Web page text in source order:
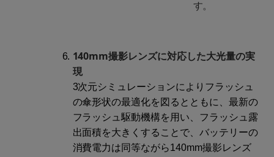
す。
140mm撮影レンズに対応した大光量の実
現
3次元シミュレーションによりフラッシュ
の傘形状の最適化を図るとともに、最新の
フラッシュ駆動機構を用い、フラッシュ露
出面積を大きくすることで、バッテリーの
消費電力は同等ながら140mm撮影レンズ